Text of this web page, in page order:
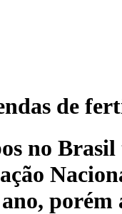
de
no
porém